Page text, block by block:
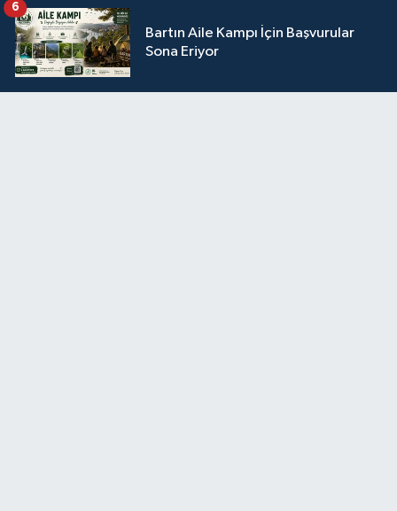
Bartın Aile Kampı İçin Başvurular
Sona Eriyor
6